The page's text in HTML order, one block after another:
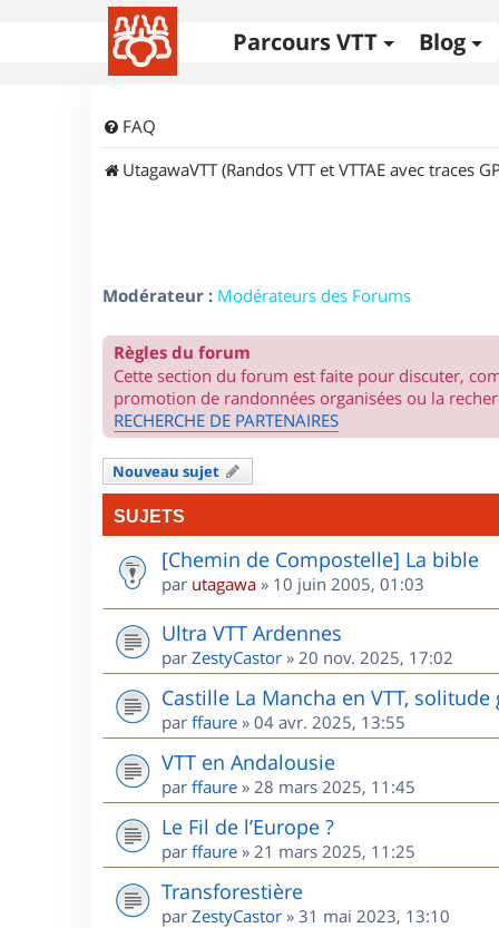
Parcours VTT Blog
FAQ
UtagawaVTT (Randos VTT et VTTAE avec traces
Modérateur : Modérateurs des Forums
Règles du forum
Cette section du forum est faite pour discuter,
promotion de randonnées organisées ou la
RECHERCHE DE PARTENAIRES
Nouveau sujet
SUJETS
[Chemin de Compostelle] La bible
par utagawa » 10 juin 2005, 01:03
Ultra VTT Ardennes
par ZestyCastor » 20 nov. 2025, 17:02
Castille La Mancha en VTT, solitude
par ffaure » 04 avr. 2025, 13:55
VTT en Andalousie
par ffaure » 28 mars 2025, 11:45
Le Fil de l’Europe ?
par ffaure » 21 mars 2025, 11:25
Transforestière
par ZestyCastor » 31 mai 2023, 13:10